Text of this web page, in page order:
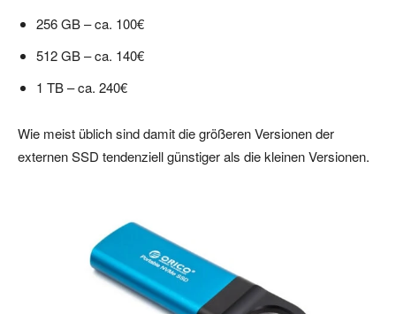
256 GB – ca. 100€
512 GB – ca. 140€
1 TB – ca. 240€
Wie meist üblich sind damit die größeren Versionen der
externen SSD tendenziell günstiger als die kleinen Versionen.